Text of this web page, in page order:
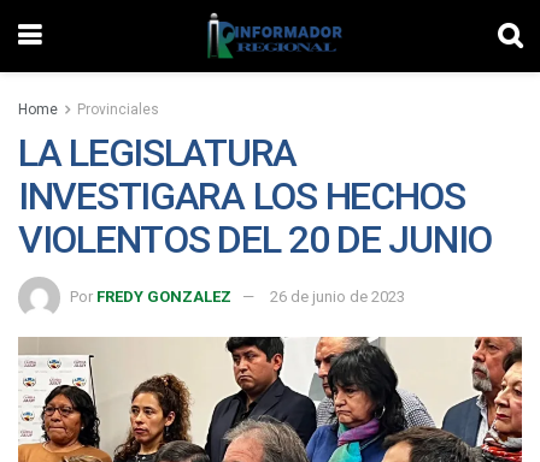
Home Provinciales
LA LEGISLATURA
INVESTIGARA LOS HECHOS
VIOLENTOS DEL 20 DE JUNIO
Por FREDY GONZALEZ 26 de junio de 2023